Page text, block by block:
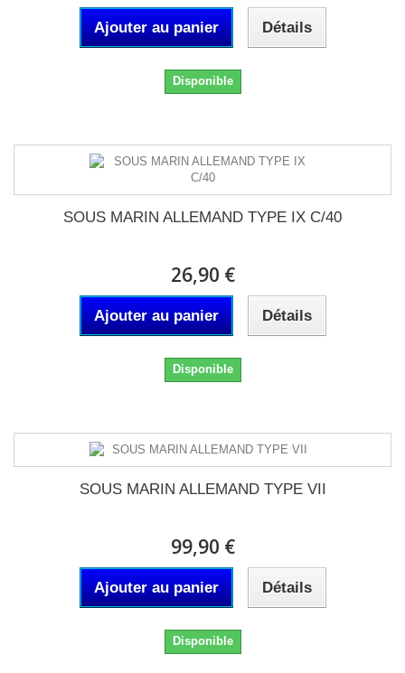
Ajouter au panier Détails
Disponible
SOUS MARIN ALLEMAND TYPE IX C/40
26,90 €
Ajouter au panier Détails
Disponible
SOUS MARIN ALLEMAND TYPE VII
99,90 €
Ajouter au panier Détails
Disponible